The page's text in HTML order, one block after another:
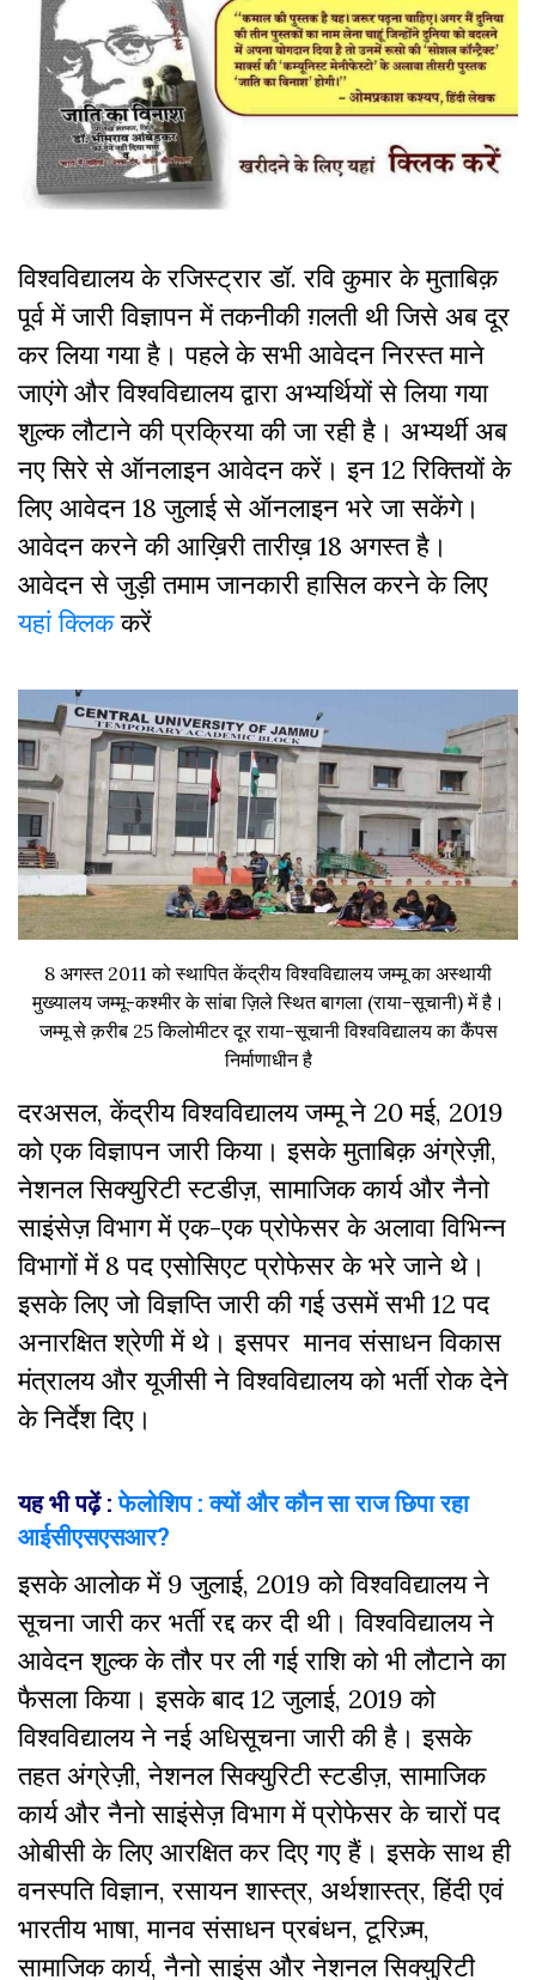
विश्वविद्यालय के रजिस्ट्रार डॉ. रवि कुमार के मुताबिक़
पूर्व में जारी विज्ञापन में तकनीकी ग़लती थी जिसे अब दूर
कर लिया गया है। पहले के सभी आवेदन निरस्त माने
जाएंगे और विश्वविद्यालय द्वारा अभ्यर्थियों से लिया गया
शुल्क लौटाने की प्रक्रिया की जा रही है। अभ्यर्थी अब
नए सिरे से ऑनलाइन आवेदन करें। इन 12 रिक्तियों के
लिए आवेदन 18 जुलाई से ऑनलाइन भरे जा सकेंगे।
आवेदन करने की आख़िरी तारीख़ 18 अगस्त है।
आवेदन से जुड़ी तमाम जानकारी हासिल करने के लिए
यहां क्लिककरें
8 अगस्त 2011 को स्थापित केंद्रीय विश्वविद्यालय जम्मू का अस्थायी
मुख्यालय जम्मू-कश्मीर के सांबा ज़िले स्थित बागला (राया-सूचानी) में है।
जम्मू से क़रीब 25 किलोमीटर दूर राया-सूचानी विश्वविद्यालय का कैंपस
निर्माणाधीन है
दरअसल, केंद्रीय विश्वविद्यालय जम्मू ने 20 मई, 2019
को एक विज्ञापन जारी किया। इसके मुताबिक़ अंग्रेज़ी,
नेशनल सिक्युरिटी स्टडीज़, सामाजिक कार्य और नैनो
साइंसेज़ विभाग में एक-एक प्रोफेसर के अलावा विभिन्न
विभागों में 8 पद एसोसिएट प्रोफेसर के भरे जाने थे।
इसके लिए जो विज्ञप्ति जारी की गई उसमें सभी 12 पद
अनारक्षित श्रेणी में थे। इसपर मानव संसाधन विकास
मंत्रालय और यूजीसी ने विश्वविद्यालय को भर्ती रोक देने
के निर्देश दिए।
यह भी पढ़ें :फेलोशिप : क्यों और कौन सा राज छिपा रहा
आईसीएसएसआर?
इसके आलोक में 9 जुलाई, 2019 को विश्वविद्यालय ने
सूचना जारी कर भर्ती रद्द कर दी थी। विश्वविद्यालय ने
आवेदन शुल्क के तौर पर ली गई राशि को भी लौटाने का
फैसला किया। इसके बाद 12 जुलाई, 2019 को
विश्वविद्यालय ने नई अधिसूचना जारी की है। इसके
तहत अंग्रेज़ी, नेशनल सिक्युरिटी स्टडीज़, सामाजिक
कार्य और नैनो साइंसेज़ विभाग में प्रोफेसर के चारों पद
ओबीसी के लिए आरक्षित कर दिए गए हैं। इसके साथ ही
वनस्पति विज्ञान, रसायन शास्त्र, अर्थशास्त्र, हिंदी एवं
भारतीय भाषा, मानव संसाधन प्रबंधन, टूरिज़्म,
सामाजिक कार्य, नैनो साइंस और नेशनल सिक्युरिटी